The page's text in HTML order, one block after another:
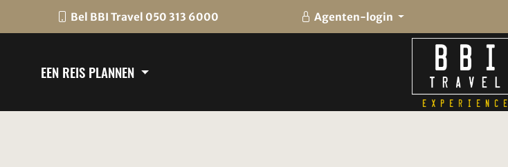
Bel BBI Travel 050 313 6000 Agenten-login
EEN REIS PLANNEN